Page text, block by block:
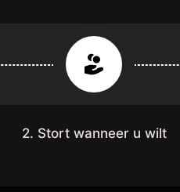
2. Stort wanneer u wilt